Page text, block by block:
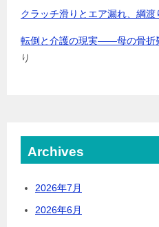
クラッチ滑りとエア漏れ、綱渡
転倒と介護の現実――母の骨折
り
Archives
2026年7月
2026年6月